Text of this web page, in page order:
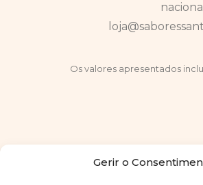
Gerir o
Os valores apresentados